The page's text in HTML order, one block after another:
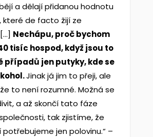
a dělají přidanou hodnotu
které de facto žijí ze
Nechápu, proč bychom
tisíc hospod, když jsou to
případů jen putyky, kde se
Jinak já jim to přeji, ale
to není rozumné. Možná se
a až skončí tato fáze
tak zjistíme, že
jen polovinu.“ –